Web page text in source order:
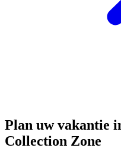
Plan uw vakantie
Collection Zone